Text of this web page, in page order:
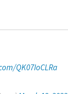
QK07IoCLRa